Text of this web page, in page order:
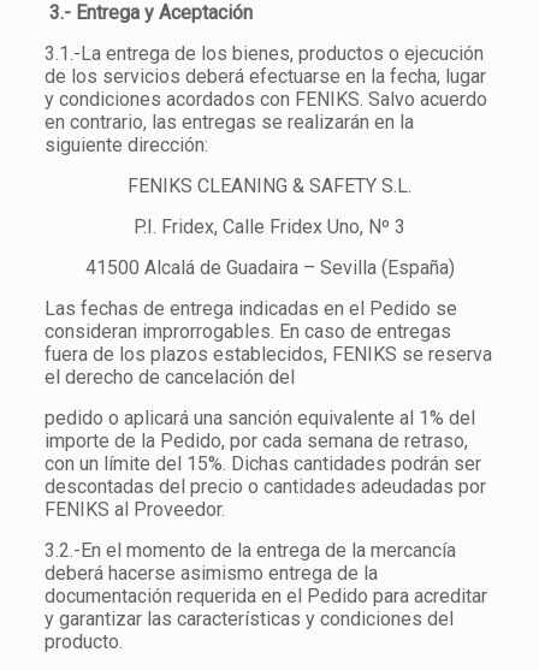
3.- Entrega y Aceptación
3.1.-La entrega de los bienes, productos o ejecución
de los servicios deberá efectuarse en la fecha, lugar
y condiciones acordados con FENIKS. Salvo acuerdo
en contrario, las entregas se realizarán en la
siguiente dirección:
FENIKS CLEANING & SAFETY S.L.
P.I. Fridex, Calle Fridex Uno, Nº 3
41500 Alcalá de Guadaira – Sevilla (España)
Las fechas de entrega indicadas en el Pedido se
consideran improrrogables. En caso de entregas
fuera de los plazos establecidos, FENIKS se reserva
el derecho de cancelación del
pedido o aplicará una sanción equivalente al 1% del
importe de la Pedido, por cada semana de retraso,
con un límite del 15%. Dichas cantidades podrán ser
descontadas del precio o cantidades adeudadas por
FENIKS al Proveedor.
3.2.-En el momento de la entrega de la mercancía
deberá hacerse asimismo entrega de la
documentación requerida en el Pedido para acreditar
y garantizar las características y condiciones del
producto.